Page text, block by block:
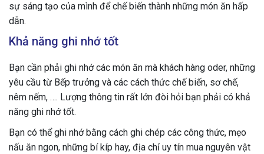
sự sáng tạo của mình để chế biến thành những món ăn hấp
dẫn.
Khả năng ghi nhớ tốt
Bạn cần phải ghi nhớ các món ăn mà khách hàng oder, những
yêu cầu từ Bếp trưởng và các cách thức chế biến, sơ chế,
nêm nếm, …. Lượng thông tin rất lớn đòi hỏi bạn phải có khả
năng ghi nhớ tốt.
Bạn có thể ghi nhớ bằng cách ghi chép các công thức, mẹo
nấu ăn ngon, những bí kíp hay, địa chỉ uy tín mua nguyên vật